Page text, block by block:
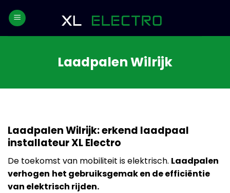
Laadpalen Wilrijk
Laadpalen Wilrijk: erkend laadpaal
installateur XL Electro
De toekomst van mobiliteit is elektrisch. Laadpalen
verhogen het gebruiksgemak en de efficiëntie
van elektrisch rijden.